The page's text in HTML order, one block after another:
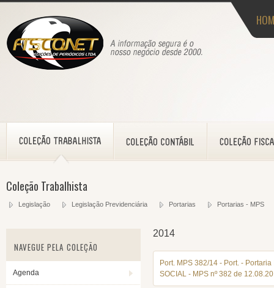
Coleção Trabalhista
Legislação Legislação Previdenciária Portarias Portarias - MPS
NAVEGUE PELA COLEÇÃO
Agenda
2014
Port. MPS 382/14 - Port. -
SOCIAL - MPS nº 382 de